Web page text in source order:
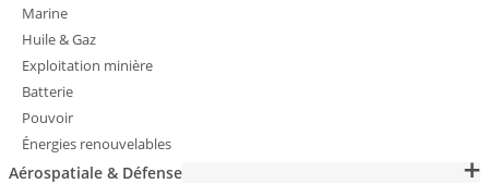
Marine
Huile & Gaz
Exploitation minière
Batterie
Pouvoir
Énergies renouvelables
Aérospatiale & Défense